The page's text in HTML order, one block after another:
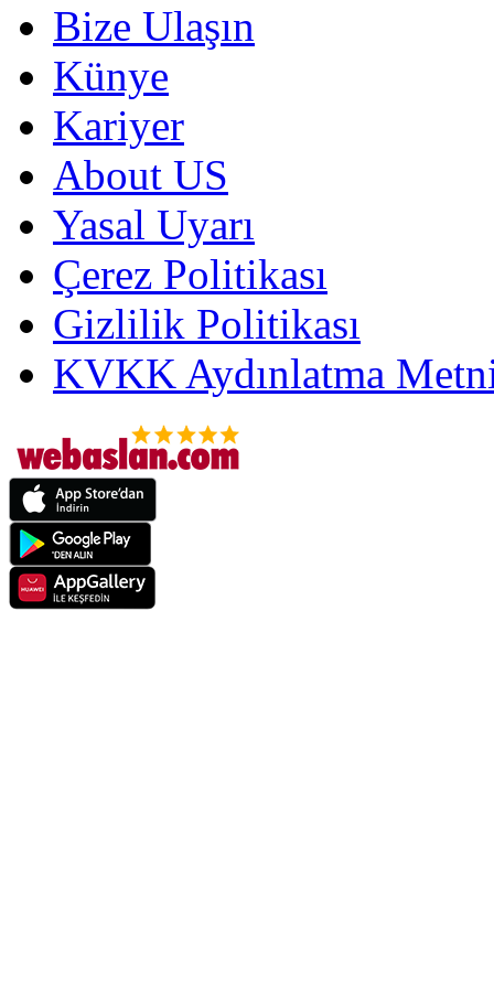
Bize Ulaşın
Künye
Kariyer
About US
Yasal Uyarı
Çerez Politikası
Gizlilik Politikası
KVKK Aydınlatma